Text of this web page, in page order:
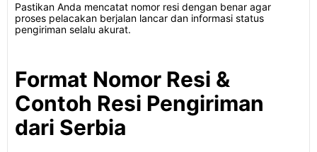
Pastikan Anda mencatat nomor resi dengan benar agar
proses pelacakan berjalan lancar dan informasi status
pengiriman selalu akurat.
Format Nomor Resi &
Contoh Resi Pengiriman
dari Serbia